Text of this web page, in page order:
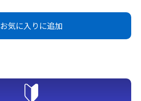
お気に入りに追加